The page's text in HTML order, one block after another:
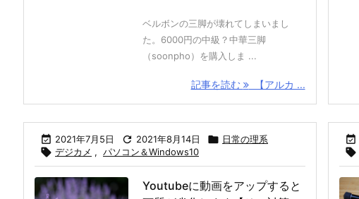
ベルボンの三脚が壊れてしまいまし
た。6000円の中級？中華三脚
（soonpho）を購入しま ...
記事を読む 【アルカ ...
 2021年7月5日  2021年8月14日  日常の理系
 デジカメ , パソコン＆Windows10
Youtubeに動画をアップすると

